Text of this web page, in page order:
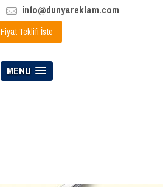
info@dunyareklam.com
Fiyat Teklifi İste
MENU